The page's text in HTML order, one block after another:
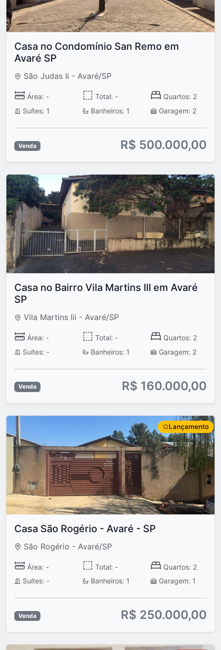
Casa no Condomínio San Remo em
Avaré SP
São Judas Ii - Avaré/SP
Área: - Total: -
Quartos: 2
Suítes: 1
Banheiros: 1 Garagem: 2
Venda R$ 500.000,00
Casa no Bairro Vila Martins III em Avaré
SP
Vila Martins Iii - Avaré/SP
Área: - Total: -
Quartos: 2
Suítes: -
Banheiros: 1 Garagem: 2
Venda R$ 160.000,00
Lançamento
Casa São Rogério - Avaré - SP
São Rogério - Avaré/SP
Área: - Total: -
Quartos: 2
Suítes: -
Banheiros: 1 Garagem: 1
Venda R$ 250.000,00